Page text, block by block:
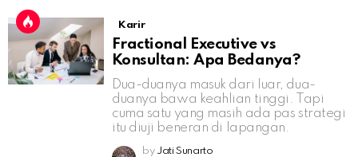
Karir
Fractional Executive vs
Konsultan: Apa Bedanya?
Dua-duanya masuk dari luar, dua-
duanya bawa keahlian tinggi. Tapi
cuma satu yang masih ada pas strategi
itu diuji beneran di lapangan.
by Jati Sunarto